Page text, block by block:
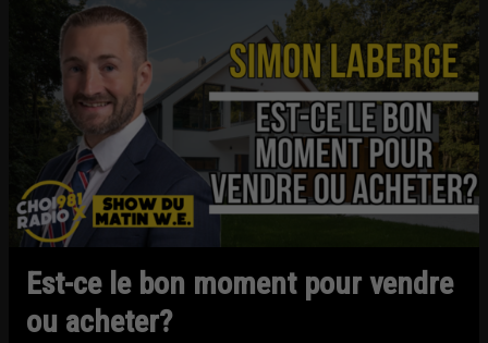
Est-ce le bon moment pour vendre
ou acheter?